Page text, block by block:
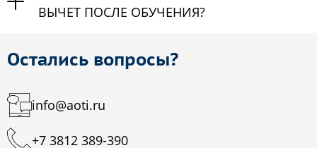
ВЫЧЕТ ПОСЛЕ ОБУЧЕНИЯ?
Остались вопросы?
info@aoti.ru
+7 3812 389-390